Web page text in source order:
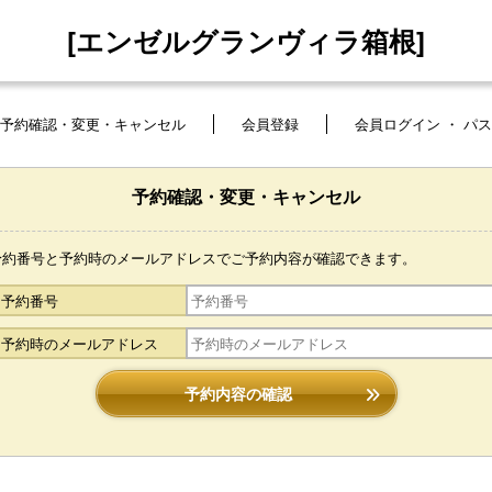
[エンゼルグランヴィラ箱根]
予約確認・変更・キャンセル 会員登録 会員ログイン ・ パ
予約確認・変更・キャンセル
番号と予約時のメールアドレスでご予約内容が確認できます。
予約番号
予約時のメールアドレス
予約内容の確認